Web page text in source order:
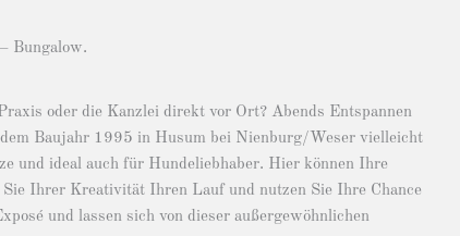
Bungalow.
oder die Kanzlei direkt vor Ort? Abends Entspannen
Baujahr 1995 in Husum bei Nienburg/Weser vielleicht
und ideal auch für Hundeliebhaber. Hier können Ihre
Ihrer Kreativität Ihren Lauf und nutzen Sie Ihre Chance
und lassen sich von dieser außergewöhnlichen